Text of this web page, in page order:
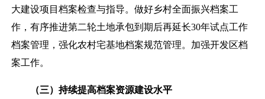
大建设项目档案检查与指导。做好乡村全面振兴档案工
作，有序推进第二轮土地承包到期后再延长30年试点工作
档案管理，强化农村宅基地档案规范管理。加强开发区档
案工作。
（三）持续提高档案资源建设水平